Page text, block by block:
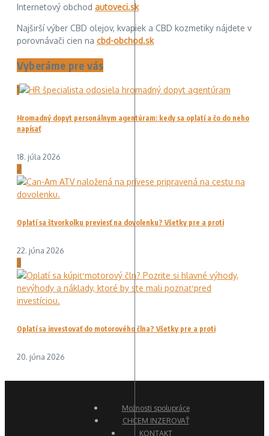
Internetový obchod autoveci.sk
Najširší výber CBD olejov, kvapiek a CBD kozmetiky nájdete v
porovnávači cien na cbd-obchod.sk
Vyberáme pre vás
1
Hromadný dopyt personálnym agentúram: kedy sa oplatí a čo do neho
napísať
18. júla 2026
2
Oplatí sa štvorkolku previesť na dovolenku? Všetky pre a proti
22. júna 2026
3
Oplatí sa investovať do motorového člna? Všetky pre a proti
20. júna 2026
Možnosti spolupráce
CHCEM INZEROVAŤ
KONTAKT